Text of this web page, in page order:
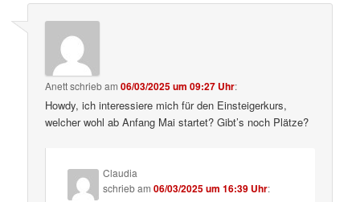
Anettschriebam06/03/2025 um 09:27 Uhr:
Howdy, ich interessiere mich für den Einsteigerkurs,
welcher wohl ab Anfang Mai startet? Gibt’s noch Plätze?
Claudia
schriebam06/03/2025 um 16:39 Uhr: